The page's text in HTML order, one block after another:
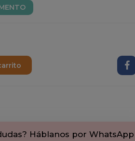
Háblanos por WhatsApp